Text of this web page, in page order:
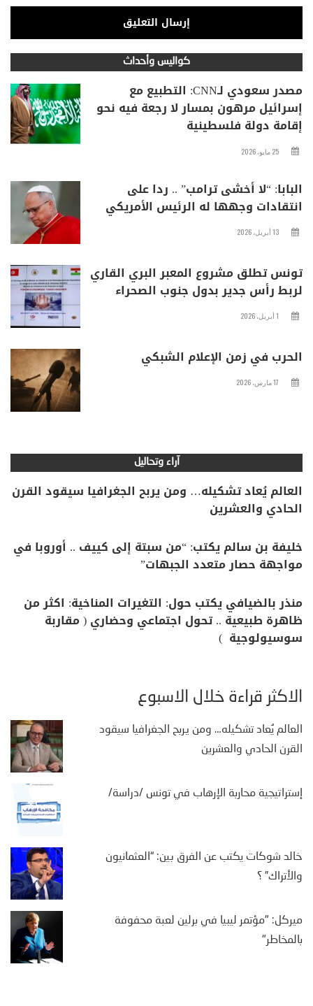
كواليس وأحداث
مصدر سعودي لـCNN: التطبيع مع
إسرائيل مرهون بمسار لا رجعة فيه نحو
إقامة دولة فلسطينية
25 مايو، 2026
البابا: “لا أخشى ترامب” .. ردا على
انتقادات وجهها له الرئيس الأمريكي
13 أبريل، 2026
تونس تطلق مشروع المعبر البري القاري
لربط رأس جدير بدول جنوب الصحراء
1 أبريل، 2026
الحرب في زمن الإعلام الشبكي
17 مارس، 2026
آراء وتحاليل
العالم يُعاد تشكيله… ومن يربح الجغرافيا سيقود القرن
الحادي والعشرين
خليفة بن سالم يكتب: “من سبتة إلى كييف .. أوروبا في
مواجهة حصار متعدد الجبهات”
منذر بالضيافي يكتب حول: التغيرات المناخية: اكثر من
ظاهرة طبيعية .. تحول اجتماعي وحضاري ( مقاربة
سوسيولوجية )
الأكثر قراءة خلال الأسبوع
العالم يُعاد تشكيله… ومن يربح الجغرافيا سيقود
القرن الحادي والعشرين
إستراتيجية محاربة الإرهاب في تونس /دراسة/
خالد شوكات يكتب عن الفرق بين: “العثمانيون
والأتراك” ؟
ميركل: "مؤتمر ليبيا في برلين لعبة محفوفة
بالمخاطر"